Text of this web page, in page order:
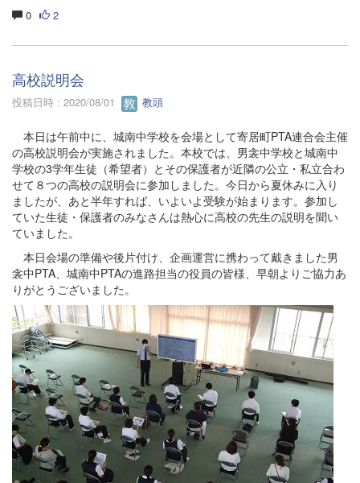
0 2
高校説明会
投稿日時 : 2020/08/01 教頭
本日は午前中に、城南中学校を会場として寄居町PTA連合会主催
の高校説明会が実施されました。本校では、男衾中学校と城南中
学校の3学年生徒（希望者）とその保護者が近隣の公立・私立合わ
せて８つの高校の説明会に参加しました。今日から夏休みに入り
ましたが、あと半年すれば、いよいよ受験が始まります。参加し
ていた生徒・保護者のみなさんは熱心に高校の先生の説明を聞い
ていました。
本日会場の準備や後片付け、企画運営に携わって戴きました男
衾中PTA、城南中PTAの進路担当の役員の皆様、早朝よりご協力あ
りがとうございました。